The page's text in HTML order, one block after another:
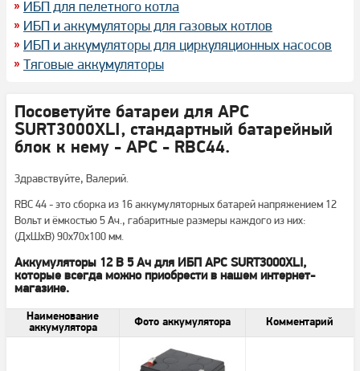
ИБП для пелетного котла
ИБП и аккумуляторы для газовых котлов
ИБП и аккумуляторы для циркуляционных насосов
Тяговые аккумуляторы
Посоветуйте батареи для APC
SURT3000XLI, стандартный батарейный
блок к нему - APC - RBC44.
Здравствуйте, Валерий.
RBC 44 - это сборка из 16 аккумуляторных батарей напряжением 12
Вольт и ёмкостью 5 Ач., габаритные размеры каждого из них:
(ДхШхВ) 90х70х100 мм.
Аккумуляторы 12 В 5 Ач для ИБП APC SURT3000XLI,
которые всегда можно приобрести в нашем интернет-
магазине.
Наименование
аккумулятора
Фото аккумулятора Комментарий